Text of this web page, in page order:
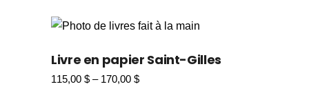
Livre en papier Saint-Gilles
115,00 $ – 170,00 $
Plage